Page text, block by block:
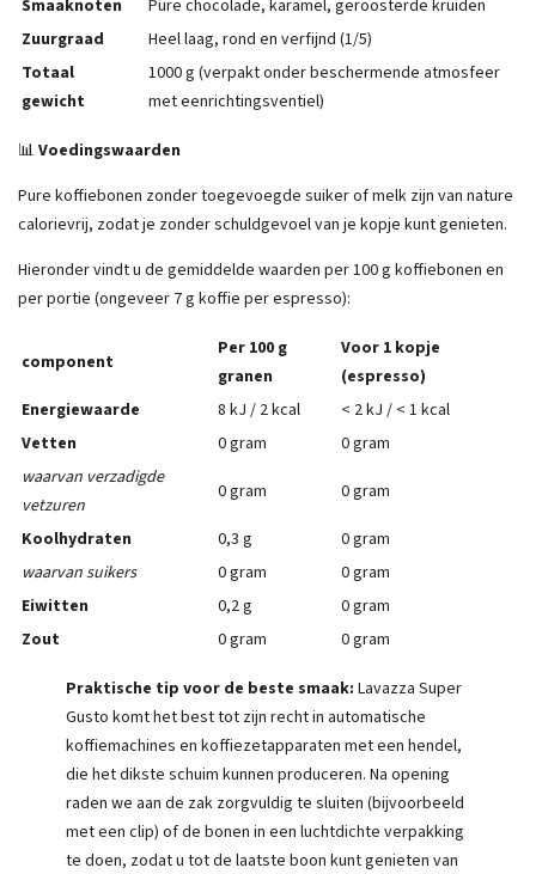
Smaaknoten
Pure chocolade, karamel, geroosterde kruiden
Zuurgraad
Heel laag, rond en verfijnd (1/5)
Totaal
gewicht
1000 g (verpakt onder beschermende atmosfeer
met eenrichtingsventiel)
📊 Voedingswaarden
Pure koffiebonen zonder toegevoegde suiker of melk zijn van nature
calorievrij, zodat je zonder schuldgevoel van je kopje kunt genieten.
Hieronder vindt u de gemiddelde waarden per 100 g koffiebonen en
per portie (ongeveer 7 g koffie per espresso):
component
Per 100 g
granen
Voor 1 kopje
(espresso)
Energiewaarde
8 kJ / 2 kcal
< 2 kJ / < 1 kcal
Vetten
0 gram
0 gram
waarvan verzadigde
vetzuren
0 gram
0 gram
Koolhydraten
0,3 g
0 gram
waarvan suikers
0 gram
0 gram
Eiwitten
0,2 g
0 gram
Zout
0 gram 0 gram
Praktische tip voor de beste smaak: Lavazza Super
Gusto komt het best tot zijn recht in automatische
koffiemachines en koffiezetapparaten met een hendel,
die het dikste schuim kunnen produceren. Na opening
raden we aan de zak zorgvuldig te sluiten (bijvoorbeeld
met een clip) of de bonen in een luchtdichte verpakking
te doen, zodat u tot de laatste boon kunt genieten van